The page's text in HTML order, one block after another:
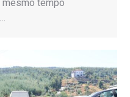
mesmo tempo